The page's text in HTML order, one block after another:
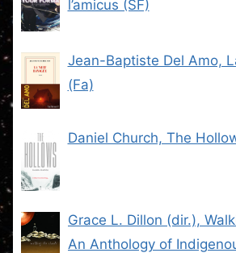
l’amicus (SF)
Jean-Baptiste Del Amo,
(Fa)
Daniel Church, The
Grace L. Dillon (dir.),
An Anthology of